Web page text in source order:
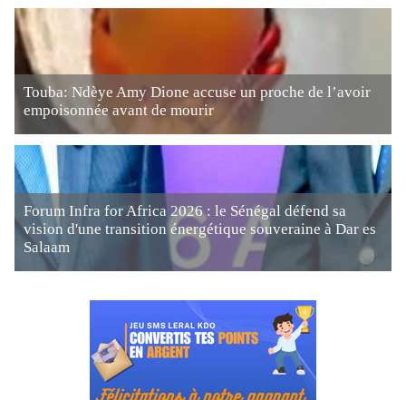
Touba: Ndèye Amy Dione accuse un proche de l’avoir
empoisonnée avant de mourir
Forum Infra for Africa 2026 : le Sénégal défend sa
vision d'une transition énergétique souveraine à Dar es
Salaam